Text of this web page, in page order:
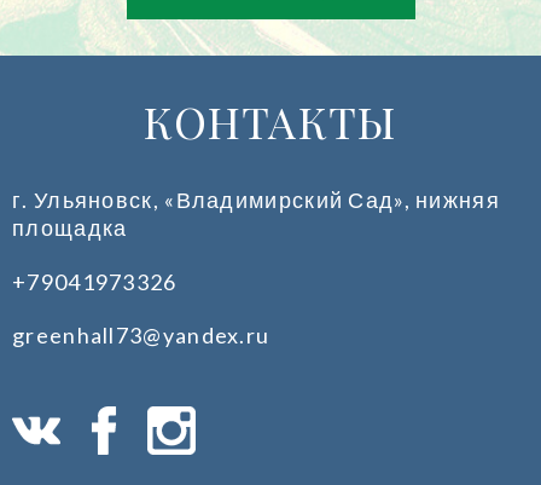
КОНТАКТЫ
г. Ульяновск, «Владимирский Сад», нижняя
площадка
+79041973326
greenhall73@yandex.ru